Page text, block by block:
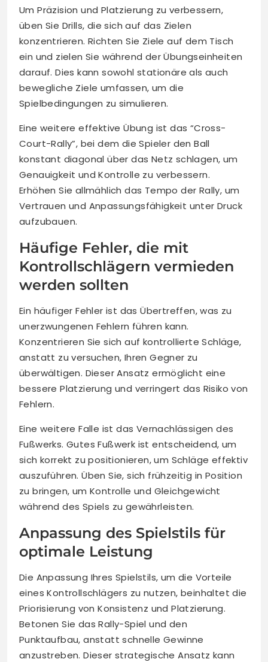
Um Präzision und Platzierung zu verbessern,
üben Sie Drills, die sich auf das Zielen
konzentrieren. Richten Sie Ziele auf dem Tisch
ein und zielen Sie während der Übungseinheiten
darauf. Dies kann sowohl stationäre als auch
bewegliche Ziele umfassen, um die
Spielbedingungen zu simulieren.
Eine weitere effektive Übung ist das “Cross-
Court-Rally”, bei dem die Spieler den Ball
konstant diagonal über das Netz schlagen, um
Genauigkeit und Kontrolle zu verbessern.
Erhöhen Sie allmählich das Tempo der Rally, um
Vertrauen und Anpassungsfähigkeit unter Druck
aufzubauen.
Häufige Fehler, die mit
Kontrollschlägern vermieden
werden sollten
Ein häufiger Fehler ist das Übertreffen, was zu
unerzwungenen Fehlern führen kann.
Konzentrieren Sie sich auf kontrollierte Schläge,
anstatt zu versuchen, Ihren Gegner zu
überwältigen. Dieser Ansatz ermöglicht eine
bessere Platzierung und verringert das Risiko von
Fehlern.
Eine weitere Falle ist das Vernachlässigen des
Fußwerks. Gutes Fußwerk ist entscheidend, um
sich korrekt zu positionieren, um Schläge effektiv
auszuführen. Üben Sie, sich frühzeitig in Position
zu bringen, um Kontrolle und Gleichgewicht
während des Spiels zu gewährleisten.
Anpassung des Spielstils für
optimale Leistung
Die Anpassung Ihres Spielstils, um die Vorteile
eines Kontrollschlägers zu nutzen, beinhaltet die
Priorisierung von Konsistenz und Platzierung.
Betonen Sie das Rally-Spiel und den
Punktaufbau, anstatt schnelle Gewinne
anzustreben. Dieser strategische Ansatz kann